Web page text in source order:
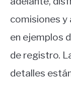
comisiones
en ejemplos
de registro.
detalles